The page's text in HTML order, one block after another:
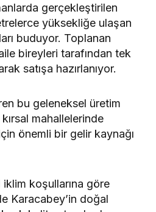
gerçekleştirilen
yüksekliğe ulaşan
buduyor. Toplanan
bireyleri tarafından tek
satışa hazırlanıyor.
bu geleneksel üretim
mahallelerinde
önemli bir gelir kaynağı
iklim koşullarına göre
Karacabey’in doğal